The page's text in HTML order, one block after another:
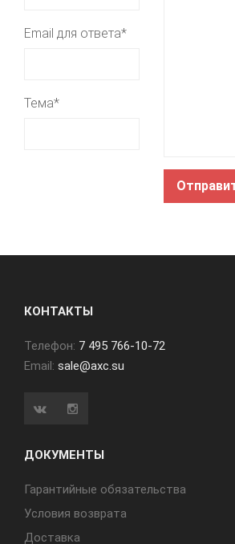
Email для ответа*
Тема*
КОНТАКТЫ
Телефон: 7 495 766-10-72
Email: sale@axc.su
ДОКУМЕНТЫ
Гарантийные обязательства
Условия возврата
Доставка